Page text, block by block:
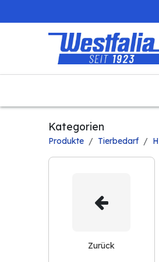
Kategorien
Produkte Tierbedarf
Zurück